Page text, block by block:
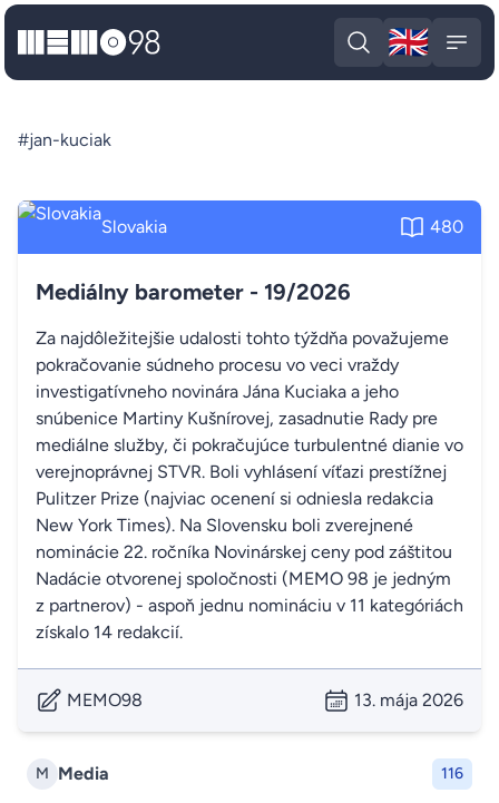
MEMO98
Open search
🇬🇧
M Media 116
#jan-kuciak
Slovakia 480
Mediálny barometer - 19/2026
Za najdôležitejšie udalosti tohto týždňa považujeme
pokračovanie súdneho procesu vo veci vraždy
investigatívneho novinára Jána Kuciaka a jeho
snúbenice Martiny Kušnírovej, zasadnutie Rady pre
mediálne služby, či pokračujúce turbulentné dianie vo
verejnoprávnej STVR. Boli vyhlásení víťazi prestížnej
Pulitzer Prize (najviac ocenení si odniesla redakcia
New York Times). Na Slovensku boli zverejnené
nominácie 22. ročníka Novinárskej ceny pod záštitou
Nadácie otvorenej spoločnosti (MEMO 98 je jedným
z partnerov) - aspoň jednu nomináciu v 11 kategóriách
získalo 14 redakcií.
MEMO98 13. mája 2026